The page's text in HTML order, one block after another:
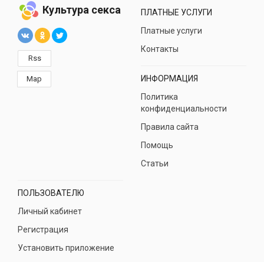
Культура секса
Rss
Map
ПЛАТНЫЕ УСЛУГИ
Платные услуги
Контакты
ИНФОРМАЦИЯ
Политика
конфиденциальности
Правила сайта
Помощь
Статьи
ПОЛЬЗОВАТЕЛЮ
Личный кабинет
Регистрация
Установить приложение